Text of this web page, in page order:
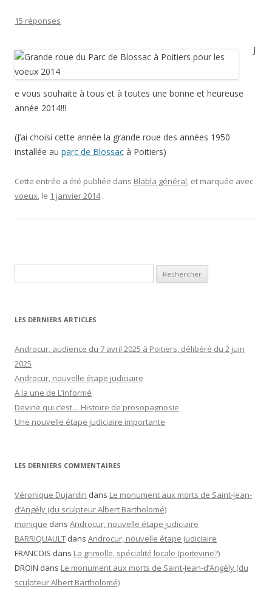
15 réponses
J
e vous souhaite à tous et à toutes une bonne et heureuse
année 2014!!!
(J’ai choisi cette année la grande roue des années 1950
installée au parc de Blossac à Poitiers)
Cette entrée a été publiée dans Blabla général, et marquée avec
voeux, le 1 janvier 2014 .
LES DERNIERS ARTICLES
Androcur, audience du 7 avril 2025 à Poitiers, délibéré du 2 juin
2025
Androcur, nouvelle étape judiciaire
A la une de L’informé
Devine qui c’est… Histoire de prosopagnosie
Une nouvelle étape judiciaire importante
LES DERNIERS COMMENTAIRES
Véronique Dujardin dans Le monument aux morts de Saint-Jean-
d’Angély (du sculpteur Albert Bartholomé)
monique dans Androcur, nouvelle étape judiciaire
BARRIQUAULT dans Androcur, nouvelle étape judiciaire
FRANCOIS dans La grimolle, spécialité locale (poitevine?)
DROIN dans Le monument aux morts de Saint-Jean-d’Angély (du
sculpteur Albert Bartholomé)